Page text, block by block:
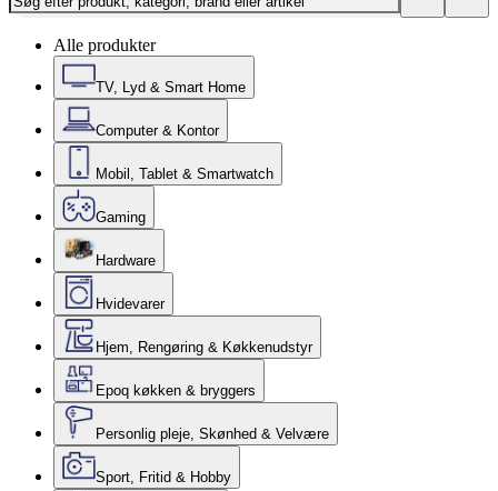
Alle produkter
TV, Lyd & Smart Home
Computer & Kontor
Mobil, Tablet & Smartwatch
Gaming
Hardware
Hvidevarer
Hjem, Rengøring & Køkkenudstyr
Epoq køkken & bryggers
Personlig pleje, Skønhed & Velvære
Sport, Fritid & Hobby